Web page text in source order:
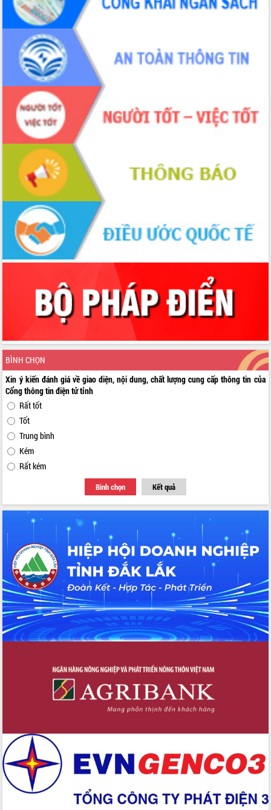
BÌNH CHỌN
Xin ý kiến đánh giá về giao diện, nội dung, chất lượng cung cấp thông tin của
Cổng thông tin điện tử tỉnh
Rất tốt
Tốt
Trung bình
Kém
Rất kém
Bình chọn Kết quả